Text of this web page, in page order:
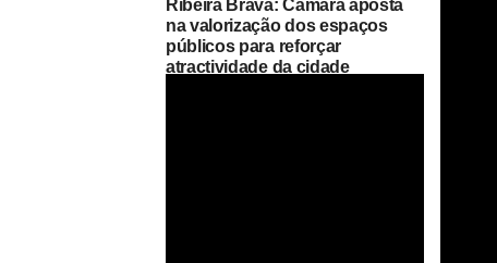
Ribeira Brava: Câmara aposta
na valorização dos espaços
públicos para reforçar
atractividade da cidade